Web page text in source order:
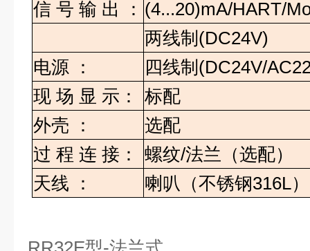
信 号 输 出 ： (4...20)mA/HART/
两线制 (DC24V)
电源 ： 四线制 (DC24V/
现 场 显 示：
标配
外壳
：
选配
过 程 连 接： 螺纹/法兰（选配）
天线
： 喇叭（不锈钢316L）